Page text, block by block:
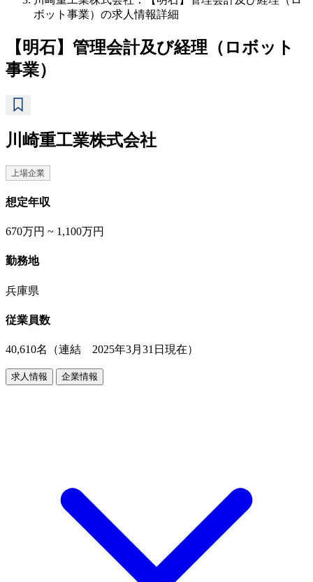
ボット事業）の求人情報詳細
【明石】管理会計及び経理（ロボット
事業）
川崎重工業株式会社
上場企業
想定年収
670万円 ~ 1,100万円
勤務地
兵庫県
従業員数
40,610名（連結 2025年3月31日現在）
求人情報 企業情報